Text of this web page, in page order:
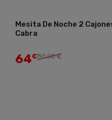
Mesita De Noche 2
Cabra
64€80,00 €